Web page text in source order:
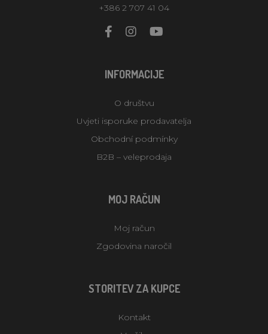
+386 2 707 41 04
INFORMACIJE
O društvu
Uvjeti isporuke prodavatelja
Obchodní podmínky
B2B – veleprodaja
MOJ RAČUN
Moj račun
Zgodovina naročil
STORITEV ZA KUPCE
Kontakt